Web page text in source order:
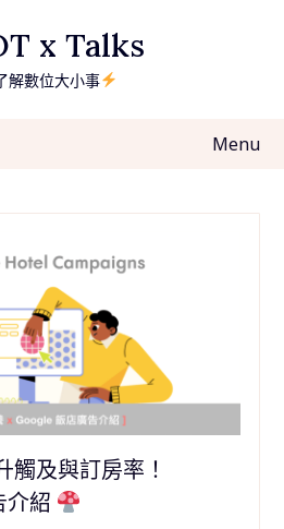
x Talks
解數位大小事
Menu
觸及與訂房率！
介紹